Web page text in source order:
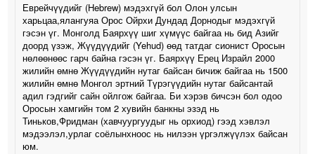
Еврейчүүдийг (Hebrew) мэдэхгүй бол Олон улсын
харьцаа,ялангуяа Орос Ойрхи Дундад Дорнодыг мэдэхгүй
гэсэн үг. Монголд Баярхүү шиг хүмүүс байгаа нь бид Азийг
доорд үзэж, Жүүдүүдийг (Yehud) өөд татдаг сионист Оросын
нөлөөнөөс гарч байна гэсэн үг. Баярхүү Ерец Израйл 2000
жилийн өмнө Жүүдүүдийн нутаг байсан бичиж байгаа нь 1500
жилийн өмнө Монгол эртний Түрэгүүдийн нутаг байсантай
адил гэдгийг сайн ойлгож байгаа. Би хэрэв бичсэн бол одоо
Оросын хамгийн том 2 хувийн банкны эзэд нь
Тиньков,Фридман (хавчуургуудыг нь орхиод) гээд хэвлэл
мэдээлэл,урлаг соёлынхноос нь нилээн үргэлжүүлэх байсан
юм.